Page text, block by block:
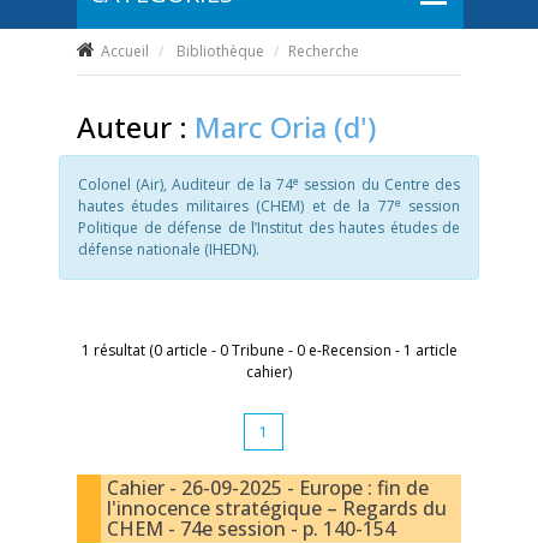
Accueil Bibliothèque Recherche
Auteur : Marc Oria (d')
Colonel (Air), Auditeur de la 74e session du Centre des
hautes études militaires (CHEM) et de la 77e
session
Politique de défense de l’Institut des hautes études de
défense nationale (IHEDN).
1 résultat (0 article - 0 Tribune - 0 e-Recension - 1 article
cahier)
1
Cahier - 26-09-2025 - Europe : fin de
l'innocence stratégique – Regards du
CHEM - 74e session - p. 140-154